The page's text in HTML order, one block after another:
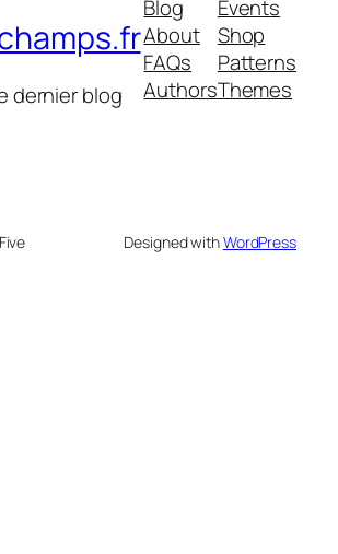
dernier blog
Blog
About
FAQs
Authors
Events
Shop
Patterns
Themes
Designed withWordPress